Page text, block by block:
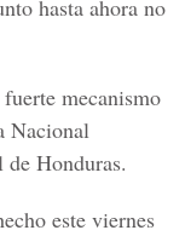
hasta ahora no
mecanismo
Nacional
Honduras.
este viernes